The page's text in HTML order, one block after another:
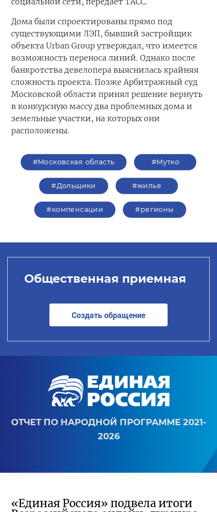
Дома были спроектированы прямо под
существующими ЛЭП, бывший застройщик
объекта Urban Group утверждал, что имеется
возможность переноса линий. Однако после
банкротства девелопера выяснилась крайняя
сложность проекта. Позже Арбитражный суд
Московской области принял решение вернуть
в конкурсную массу два проблемных дома и
земельные участки, на которых они
расположены.
#Московская область #Мутко
#Дольщики #жилье
#компенсации #регионы
Общественная приемная
Создать обращение
ОТЧЕТ ПО НАРОДНОЙ ПРОГРАММЕ 2021-
2026
«Единая Россия» подвела итоги